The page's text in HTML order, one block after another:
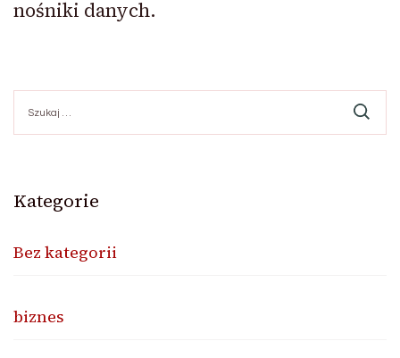
nośniki danych.
Kategorie
Bez kategorii
biznes